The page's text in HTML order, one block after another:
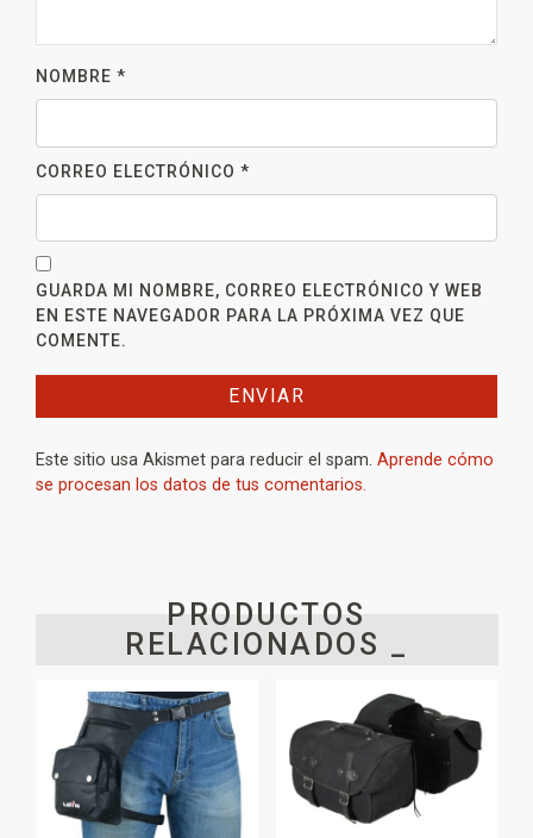
NOMBRE *
CORREO ELECTRÓNICO *
GUARDA MI NOMBRE, CORREO ELECTRÓNICO Y WEB
EN ESTE NAVEGADOR PARA LA PRÓXIMA VEZ QUE
COMENTE.
Este sitio usa Akismet para reducir el spam. Aprende cómo
se procesan los datos de tus comentarios.
PRODUCTOS
RELACIONADOS _